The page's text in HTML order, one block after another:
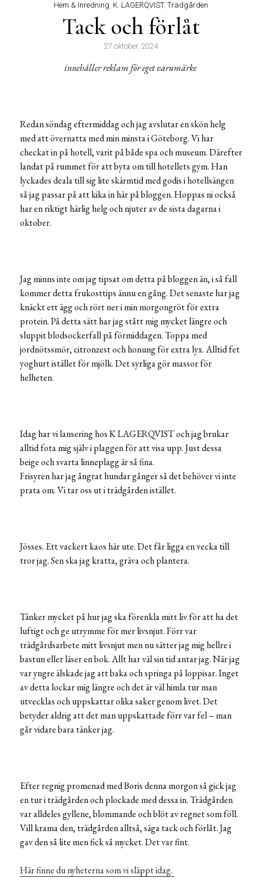
Hem & Inredning K. LAGERQVIST, Trädgården
Tack och förlåt
27 oktober, 2024
innehåller reklam för eget varumärke
Redan söndag eftermiddag och jag avslutar en skön helg
med att övernatta med min minsta i Göteborg. Vi har
checkat in på hotell, varit på både spa och museum. Därefter
landat på rummet för att byta om till hotellets gym. Han
lyckades deala till sig lite skärmtid med godis i hotellsängen
så jag passar på att kika in här på bloggen. Hoppas ni också
har en riktigt härlig helg och njuter av de sista dagarna i
oktober.
Jag minns inte om jag tipsat om detta på bloggen än, i så fall
kommer detta frukosttips ännu en gång. Det senaste har jag
knäckt ett ägg och rört ner i min morgongröt för extra
protein. På detta sätt har jag stått mig mycket längre och
sluppit blodsockerfall på förmiddagen. Toppa med
jordnötssmör, citronzest och honung för extra lyx. Alltid fet
yoghurt istället för mjölk. Det syrliga gör massor för
helheten.
Idag har vi lansering hos K LAGERQVIST och jag brukar
alltid fota mig själv i plaggen för att visa upp. Just dessa
beige och svarta linneplagg är så fina.
Frisyren har jag ångrat hundar gånger så det behöver vi inte
prata om. Vi tar oss ut i trädgården istället.
Jösses. Ett vackert kaos här ute. Det får ligga en vecka till
tror jag. Sen ska jag kratta, gräva och plantera.
Tänker mycket på hur jag ska förenkla mitt liv för att ha det
luftigt och ge utrymme för mer livsnjut. Förr var
trädgårdsarbete mitt livsnjut men nu sätter jag mig hellre i
bastun eller läser en bok. Allt har väl sin tid antar jag. När jag
var yngre älskade jag att baka och springa på loppisar. Inget
av detta lockar mig längre och det är väl himla tur man
utvecklas och uppskattar olika saker genom livet. Det
betyder aldrig att det man uppskattade förr var fel – man
går vidare bara tänker jag.
Efter regnig promenad med Boris denna morgon så gick jag
en tur i trädgården och plockade med dessa in. Trädgården
var alldeles gyllene, blommande och blöt av regnet som föll.
Vill krama den, trädgården alltså, säga tack och förlåt. Jag
gav den så lite men fick så mycket. Det var fint.
Här finne du nyheterna som vi släppt idag.